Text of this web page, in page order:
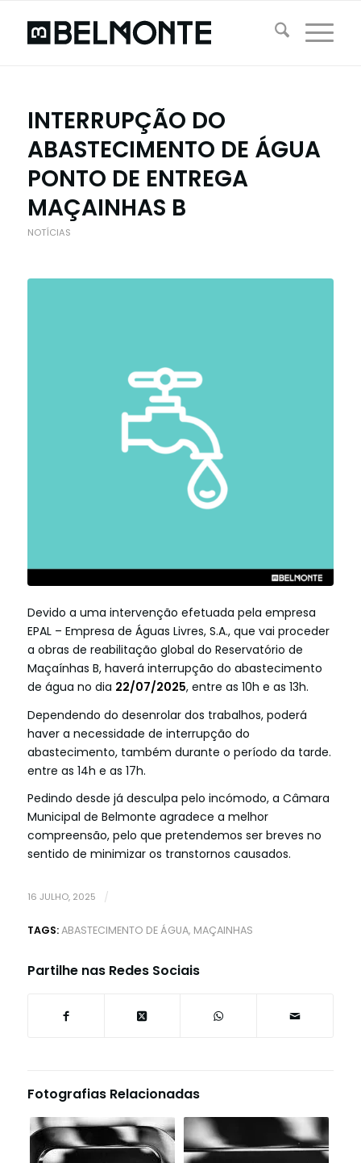
INTERRUPÇÃO DO
ABASTECIMENTO DE ÁGUA
PONTO DE ENTREGA
MAÇAINHAS B
NOTÍCIAS
Devido a uma intervenção efetuada pela empresa
EPAL – Empresa de Águas Livres, S.A., que vai proceder
a obras de reabilitação global do Reservatório de
Maçaínhas B, haverá interrupção do abastecimento
de água no dia 22/07/2025, entre as 10h e as 13h.
Dependendo do desenrolar dos trabalhos, poderá
haver a necessidade de interrupção do
abastecimento, também durante o período da tarde.
entre as 14h e as 17h.
Pedindo desde já desculpa pelo incómodo, a Câmara
Municipal de Belmonte agradece a melhor
compreensão, pelo que pretendemos ser breves no
sentido de minimizar os transtornos causados.
16 JULHO, 2025 /
TAGS: ABASTECIMENTO DE ÁGUA, MAÇAINHAS
Partilhe nas Redes Sociais
Fotografias Relacionadas